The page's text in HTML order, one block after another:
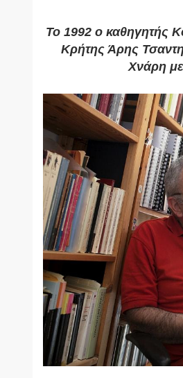
Το 1992 ο καθηγητής
Κρήτης Άρης
Χνάρη